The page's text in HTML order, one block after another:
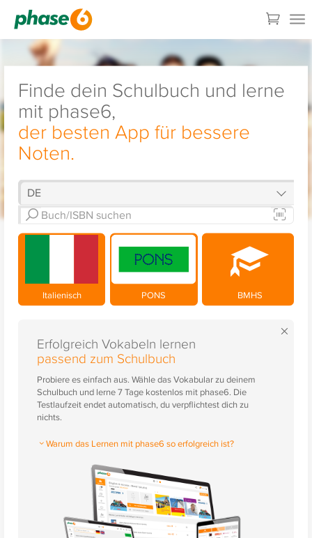
Finde dein Schulbuch und lerne
mit phase6,
der besten App für bessere
Noten.
Italienisch PONS BMHS
×
Erfolgreich Vokabeln lernen
passend zum Schulbuch
Probiere es einfach aus. Wähle das Vokabular zu deinem
Schulbuch und lerne 7 Tage kostenlos mit phase6. Die
Testlaufzeit endet automatisch, du verpflichtest dich zu
nichts.
Warum das Lernen mit phase6 so erfolgreich ist?